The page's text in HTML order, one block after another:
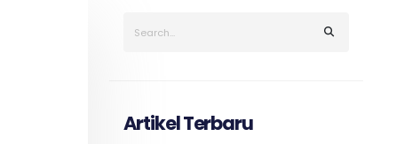
Artikel Terbaru